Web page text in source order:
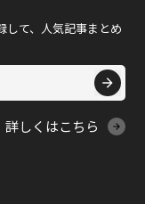
して、人気記事まとめ
詳しくはこちら